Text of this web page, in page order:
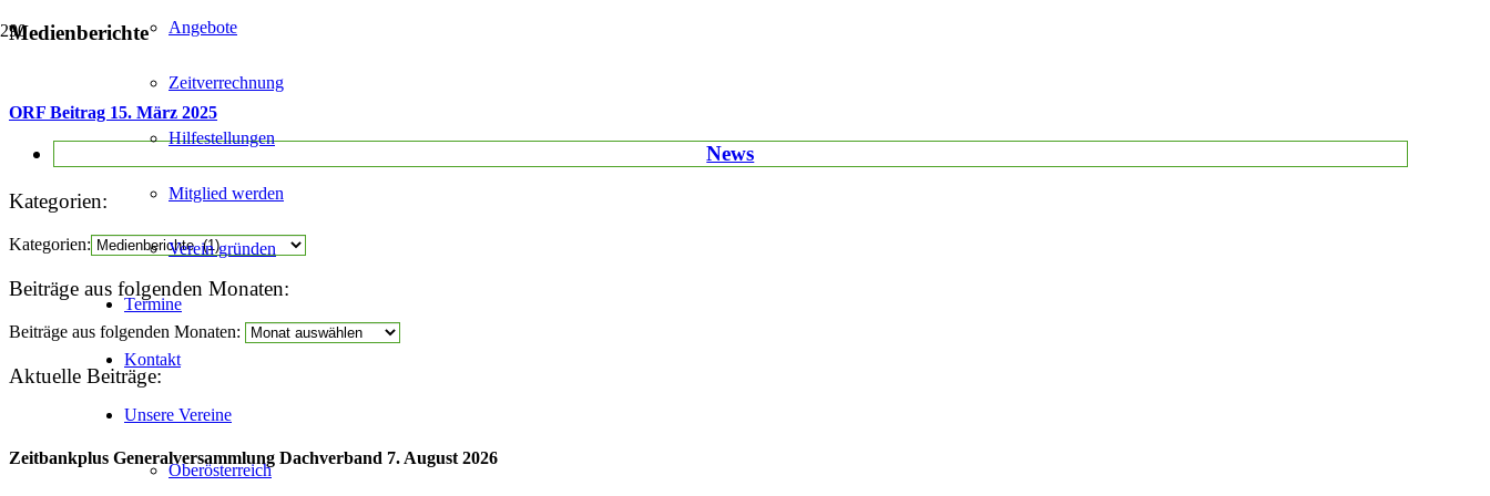
Angebote
Zeitverrechnung
Hilfestellungen
Mitglied werden
Verein gründen
Termine
Kontakt
Unsere Vereine
Oberösterreich
Medienberichte
ORF Beitrag 15. März 2025
News
Kategorien:
Kategorien:
Beiträge aus folgenden Monaten:
Beiträge aus folgenden Monaten:
Aktuelle Beiträge:
Zeitbankplus Generalversammlung Dachverband 7. August 2026